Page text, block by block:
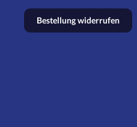
Bestellung widerrufen